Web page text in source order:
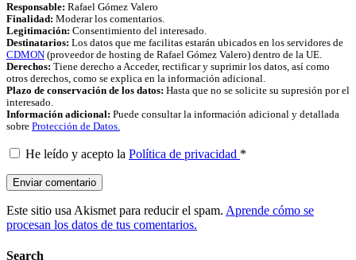
Responsable: Rafael Gómez Valero
Finalidad: Moderar los comentarios.
Legitimación: Consentimiento del interesado.
Destinatarios: Los datos que me facilitas estarán ubicados en los servidores de
CDMON (proveedor de hosting de Rafael Gómez Valero) dentro de la UE.
Derechos: Tiene derecho a Acceder, rectificar y suprimir los datos, así como
otros derechos, como se explica en la información adicional.
Plazo de conservación de los datos: Hasta que no se solicite su supresión por el
interesado.
Información adicional: Puede consultar la información adicional y detallada
sobre Protección de Datos.
He leído y acepto la Política de privacidad *
Este sitio usa Akismet para reducir el spam. Aprende cómo se
procesan los datos de tus comentarios.
Search